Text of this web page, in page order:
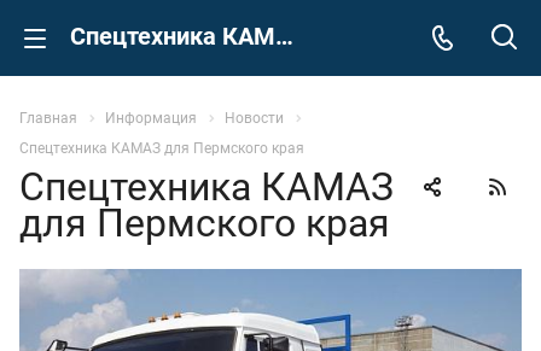
Спецтехника КАМАЗ для Пермского края
Главная Информация
Новости
Спецтехника КАМАЗ для Пермского края
Спецтехника КАМАЗ
для Пермского края